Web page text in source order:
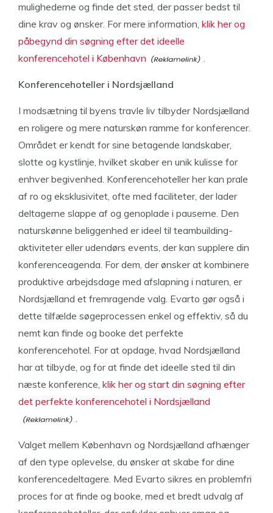
mulighederne og finde det sted, der passer bedst til
dine krav og ønsker. For mere information, klik her og
påbegynd din søgning efter det ideelle
konferencehotel i København
.
Konferencehoteller i Nordsjælland
I modsætning til byens travle liv tilbyder Nordsjælland
en roligere og mere naturskøn ramme for konferencer.
Området er kendt for sine betagende landskaber,
slotte og kystlinje, hvilket skaber en unik kulisse for
enhver begivenhed. Konferencehoteller her kan prale
af ro og eksklusivitet, ofte med faciliteter, der lader
deltagerne slappe af og genoplade i pauserne. Den
naturskønne beliggenhed er ideel til teambuilding-
aktiviteter eller udendørs events, der kan supplere din
konferenceagenda. For dem, der ønsker at kombinere
produktive arbejdsdage med afslapning i naturen, er
Nordsjælland et fremragende valg. Evarto gør også i
dette tilfælde søgeprocessen enkel og effektiv, så du
nemt kan finde og booke det perfekte
konferencehotel. For at opdage, hvad Nordsjælland
har at tilbyde, og for at finde det ideelle sted til din
næste konference, klik her og start din søgning efter
det perfekte konferencehotel i Nordsjælland
.
Valget mellem København og Nordsjælland afhænger
af den type oplevelse, du ønsker at skabe for dine
konferencedeltagere. Med Evarto sikres en problemfri
proces for at finde og booke, med et bredt udvalg af